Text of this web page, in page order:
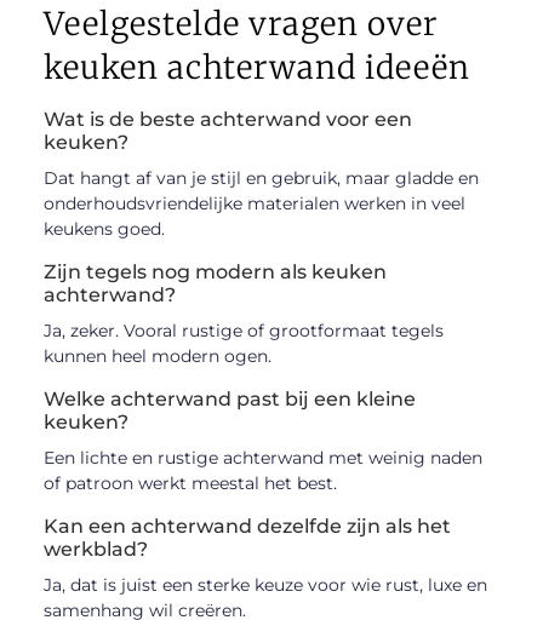
Veelgestelde vragen over
keuken achterwand ideeën
Wat is de beste achterwand voor een
keuken?
Dat hangt af van je stijl en gebruik, maar gladde en
onderhoudsvriendelijke materialen werken in veel
keukens goed.
Zijn tegels nog modern als keuken
achterwand?
Ja, zeker. Vooral rustige of grootformaat tegels
kunnen heel modern ogen.
Welke achterwand past bij een kleine
keuken?
Een lichte en rustige achterwand met weinig naden
of patroon werkt meestal het best.
Kan een achterwand dezelfde zijn als het
werkblad?
Ja, dat is juist een sterke keuze voor wie rust, luxe en
samenhang wil creëren.